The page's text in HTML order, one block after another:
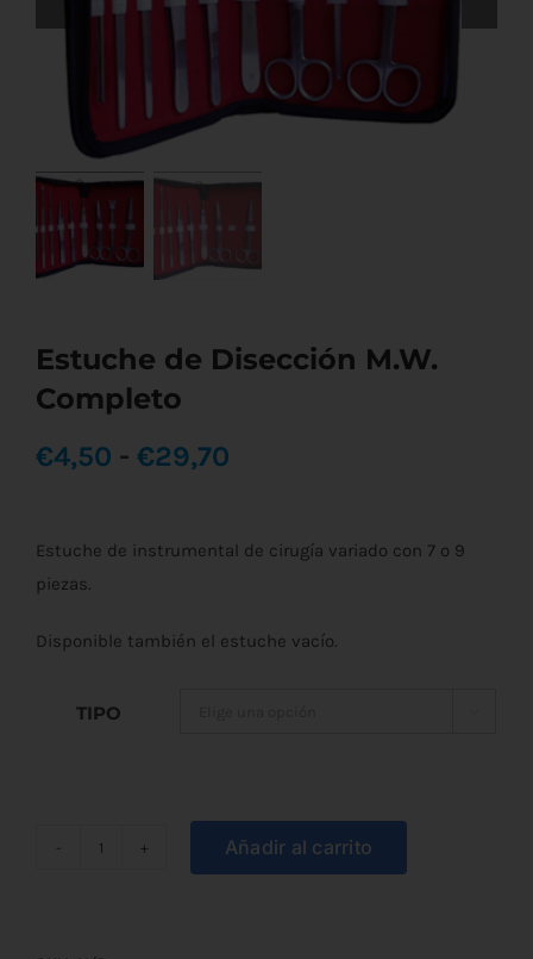
Estuche de Disección M.W.
Completo
€4,50 - €29,70
precios:
Estuche de instrumental de cirugía variado con 7 o 9
piezas.
Disponible también el estuche vacío.
TIPO
Añadir al carrito